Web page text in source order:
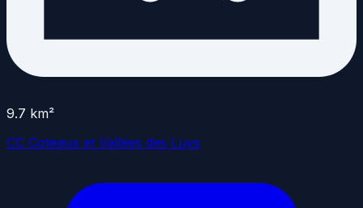
9.7 km²
CC Coteaux et Vallées des Luys